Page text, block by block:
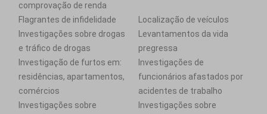
comprovação de renda
Flagrantes de infidelidade
Localização de veículos
Investigações sobre drogas
e tráfico de drogas
Levantamentos da vida
pregressa
Investigação de furtos em:
residências, apartamentos,
comércios
Investigações de
funcionários afastados por
acidentes de trabalho
Investigações sobre
Investigações sobre